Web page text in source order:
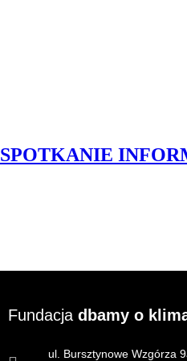
SPOTKANIE
Fundacja dbamy o
ul. Bursztynowe Wzgórza